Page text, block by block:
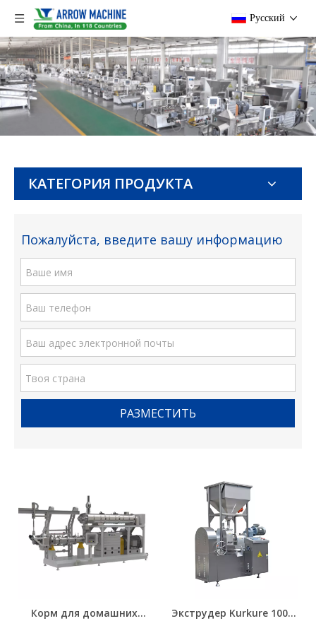
Pусский
КАТЕГОРИЯ ПРОДУКТА
Пожалуйста, введите вашу информацию
РАЗМЕСТИТЬ
Корм для домашних
Экструдер Kurkure 100-